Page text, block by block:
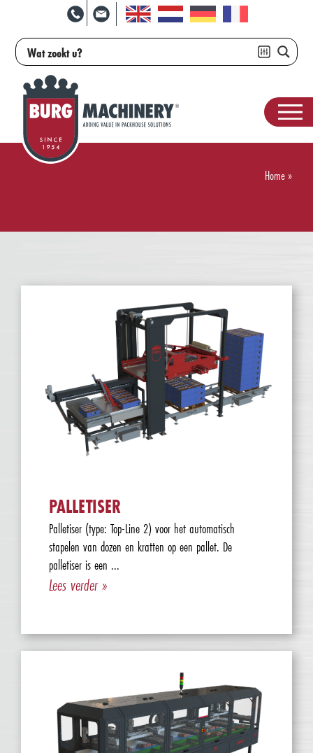
Home»
PALLETISER
Palletiser (type: Top-Line 2) voor het automatisch
stapelen van dozen en kratten op een pallet. De
palletiser is een ...
Lees verder »